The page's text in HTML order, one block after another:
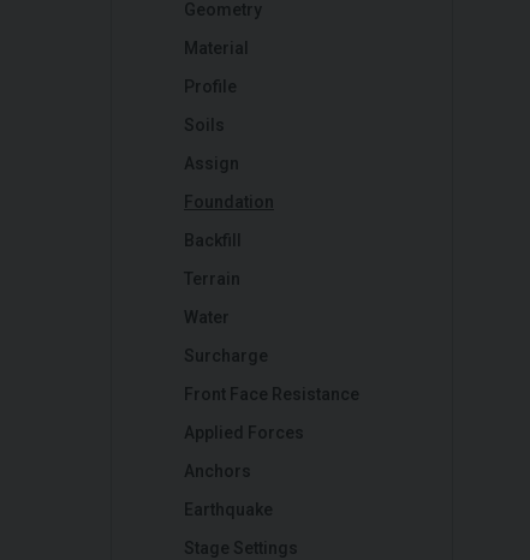
Geometry
Material
Profile
Soils
Assign
Foundation
Backfill
Terrain
Water
Surcharge
Front Face Resistance
Applied Forces
Anchors
Earthquake
Stage Settings